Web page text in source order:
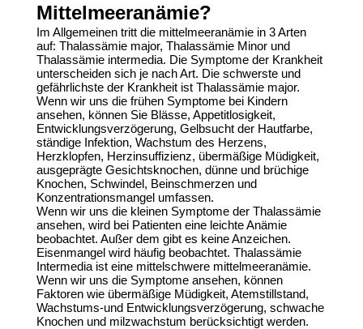
Mittelmeeranämie?
Im Allgemeinen tritt die mittelmeeranämiein 3 Arten
auf: Thalassämie major, Thalassämie Minorund
Thalassämie intermedia. Die Symptome der Krankheit
unterscheiden sich je nach Art. Die schwerste und
gefährlichste der Krankheit ist Thalassämie major.
Wenn wir uns die frühen Symptome bei Kindern
ansehen, können Sie Blässe, Appetitlosigkeit,
Entwicklungsverzögerung, Gelbsucht der Hautfarbe,
ständige Infektion, Wachstum des Herzens,
Herzklopfen, Herzinsuffizienz, übermäßige Müdigkeit,
ausgeprägte Gesichtsknochen, dünne und brüchige
Knochen, Schwindel, Beinschmerzen und
Konzentrationsmangel umfassen.
Wenn wir uns die kleinen Symptome der Thalassämie
ansehen, wird bei Patienten eine leichte Anämie
beobachtet. Außer dem gibt es keine Anzeichen.
Eisenmangel wird häufig beobachtet. Thalassämie
Intermedia ist eine mittelschwere mittelmeeranämie.
Wenn wir uns die Symptome ansehen, können
Faktoren wie übermäßige Müdigkeit, Atemstillstand,
Wachstums-und Entwicklungsverzögerung, schwache
Knochen und milzwachstum berücksichtigt werden.